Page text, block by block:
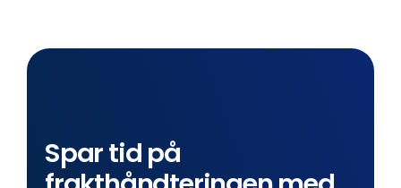
Spar tid på